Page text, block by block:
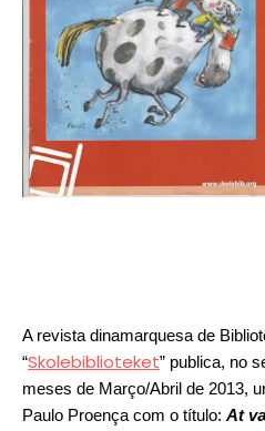
A revista dinamarquesa de
“Skolebiblioteket” publica, no
meses de Março/Abril de 2013,
Paulo Proença com o título: At